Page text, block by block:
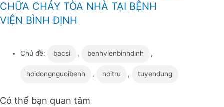
CHỮA CHÁY TÒA NHÀ TẠI BỆNH
VIỆN BÌNH ĐỊNH
Chủ đề: bacsi , benhvienbinhdinh ,
hoidongnguoibenh , noitru , tuyendung
Có thể bạn quan tâm